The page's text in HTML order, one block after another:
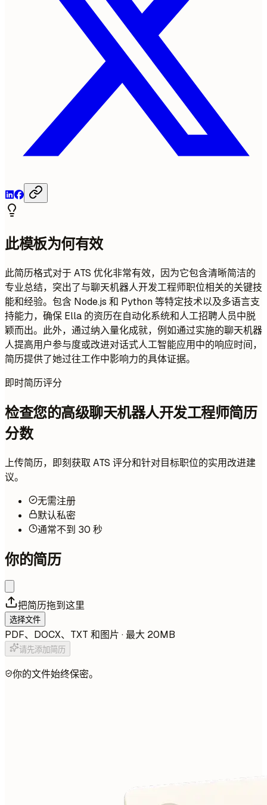
此模板为何有效
此简历格式对于 ATS 优化非常有效，因为它包含清晰简洁的
专业总结，突出了与聊天机器人开发工程师职位相关的关键技
能和经验。包含 Node.js 和 Python 等特定技术以及多语言支
持能力，确保 Ella 的资历在自动化系统和人工招聘人员中脱
颖而出。此外，通过纳入量化成就，例如通过实施的聊天机器
人提高用户参与度或改进对话式人工智能应用中的响应时间，
简历提供了她过往工作中影响力的具体证据。
即时简历评分
检查您的高级聊天机器人开发工程师简历
分数
上传简历，即刻获取 ATS 评分和针对目标职位的实用改进建
议。
无需注册
默认私密
通常不到 30 秒
你的简历
把简历拖到这里
选择文件
PDF、DOCX、TXT 和图片 · 最大 20MB
请先添加简历
你的文件始终保密。